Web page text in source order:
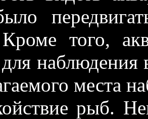
того,
наблюдения
места
рыб.